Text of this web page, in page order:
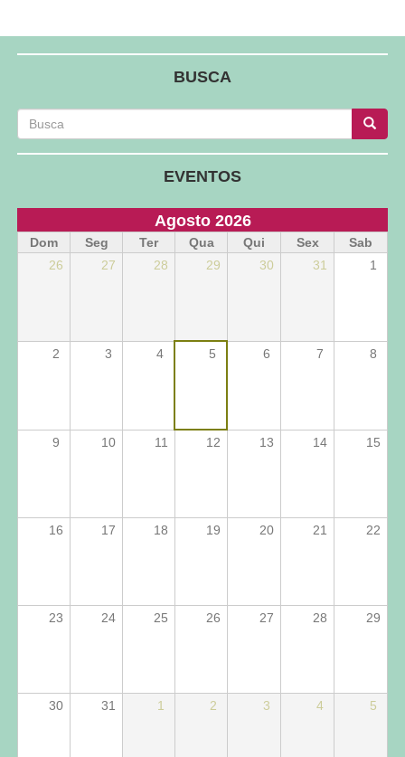
BUSCA
Busca
Busca Busca
EVENTOS
Agosto 2026
Dom Seg Ter Qua Qui Sex
Sab
26
27 28 29 30 31 1
2 3 4 5 6 7 8
9 10 11 12 13 14 15
16 17 18 19 20 21 22
23 24 25 26 27 28 29
30 31 1 2 3 4 5